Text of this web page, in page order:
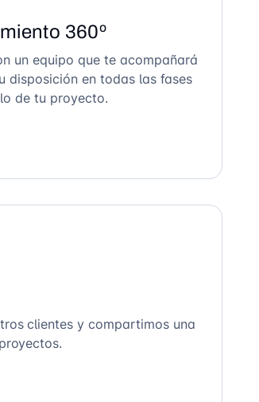
360º
un equipo que te acompañará
disposición en todas las fases
de tu proyecto.
clientes y compartimos una